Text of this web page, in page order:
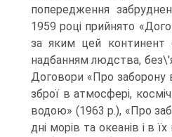
попередження
1959 році прийнято
за яким цей континент
надбанням людства,
Договори «Про заборону
зброї в атмосфері,
водою» (1963 р.), «Про
дні морів та океанів і в